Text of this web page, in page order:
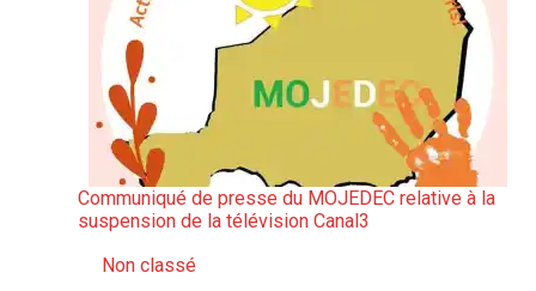
Communiqué de presse du MOJEDEC relative à la
suspension de la télévision Canal3
Par rapport à
Non classé